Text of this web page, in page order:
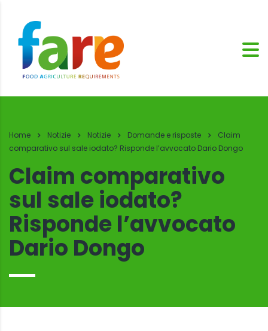
Home Notizie Notizie Domande e risposte
Claim
comparativo sul sale iodato? Risponde l’avvocato Dario Dongo
Claim comparativo
sul sale iodato?
Risponde l’avvocato
Dario Dongo